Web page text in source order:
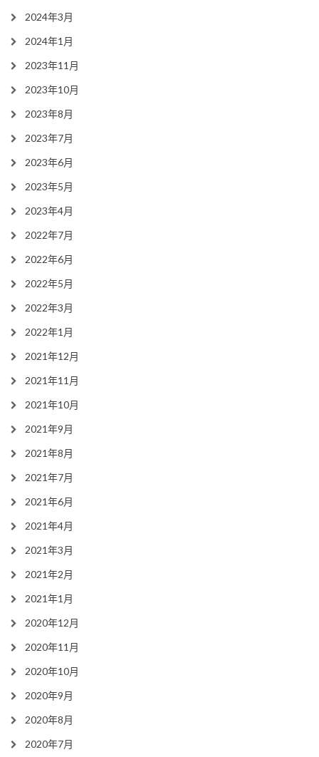
2024年3月
2024年1月
2023年11月
2023年10月
2023年8月
2023年7月
2023年6月
2023年5月
2023年4月
2022年7月
2022年6月
2022年5月
2022年3月
2022年1月
2021年12月
2021年11月
2021年10月
2021年9月
2021年8月
2021年7月
2021年6月
2021年4月
2021年3月
2021年2月
2021年1月
2020年12月
2020年11月
2020年10月
2020年9月
2020年8月
2020年7月